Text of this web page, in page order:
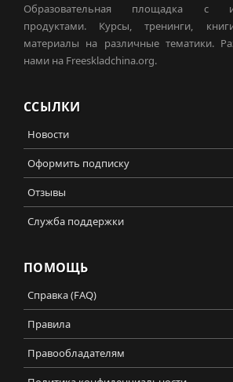
Образовательная площадка с
продуктами. Курсы, тренинги,
материалы на различные тематики.
нами на Freeskladchina.org.
ССЫЛКИ
Новости
Оформить подписку
Отзывы
Служба поддержки
ПОМОЩЬ
Справка (FAQ)
Правила
Правообладателям